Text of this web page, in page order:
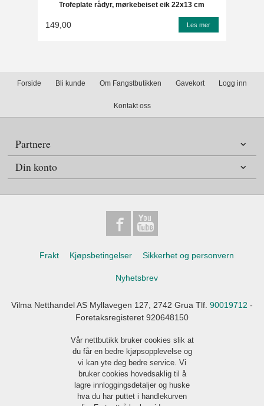
Trofeplate rådyr, mørkebeiset eik 22x13 cm
149,00 Les mer
Forside Bli kunde Om Fangstbutikken Gavekort Logg inn
Kontakt oss
Partnere
Din konto
Frakt Kjøpsbetingelser Sikkerhet og personvern
Nyhetsbrev
Vilma Netthandel AS Myllavegen 127, 2742 Grua Tlf. 90019712 -
Foretaksregisteret 920648150
Vår nettbutikk bruker cookies slik at
du får en bedre kjøpsopplevelse og
vi kan yte deg bedre service. Vi
bruker cookies hovedsaklig til å
lagre innloggingsdetaljer og huske
hva du har puttet i handlekurven